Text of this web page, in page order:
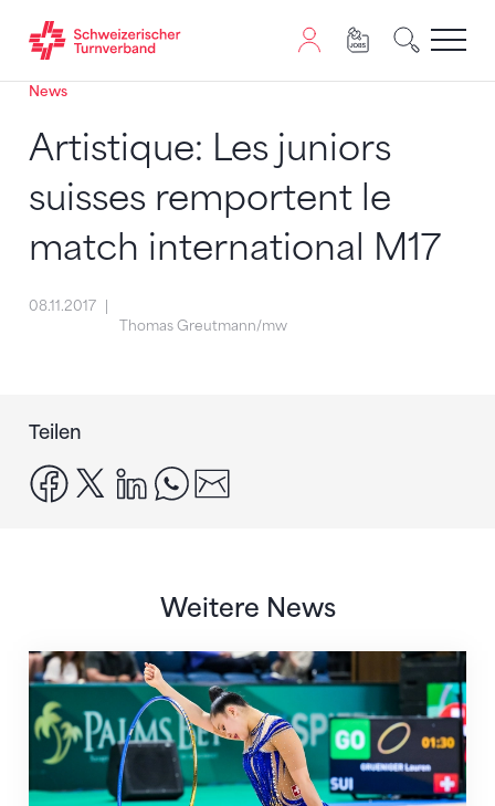
Zum Inhalt springen
Zur Sitemap navigieren
Zum Navigieren dieser Seite wird JavaScript benötigt.
News
Artistique: Les juniors
suisses remportent le
match international M17
08.11.2017
Thomas Greutmann/mw
Teilen
facebook
x linkedinwhatsapp
Weitere News
Nächster Halt: Weltmeisterschaft